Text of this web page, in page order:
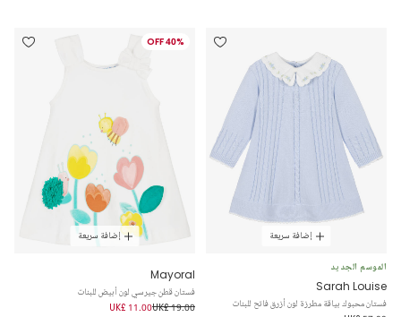
إضافة سريعة
الموسم الجديد
Sarah Louise
فستان محبوك بياقة مطرزة لون أزرق فاتح للبنات
40% OFF
إضافة سريعة
Mayoral
فستان قطن جيرسي لون أبيض للبنات
UK£ 19.00
UK£ 11.00